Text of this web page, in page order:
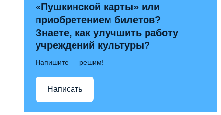
«Пушкинской карты» или
приобретением билетов?
Знаете, как улучшить работу
учреждений культуры?
Напишите — решим!
Написать